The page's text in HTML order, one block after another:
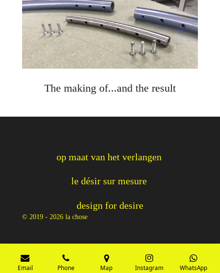
The making of...and the result
op maat van het verlangen
le désir sur mesure
design for desire
© 2019 - 2026 la chose
Email Phone Map Instagram WhatsApp